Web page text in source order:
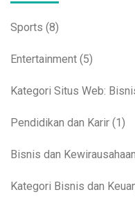
Sports (8)
Entertainment (5)
Kategori Situs Web:
Pendidikan dan Karir (1)
Bisnis dan Kewirausahaan
Kategori Bisnis dan